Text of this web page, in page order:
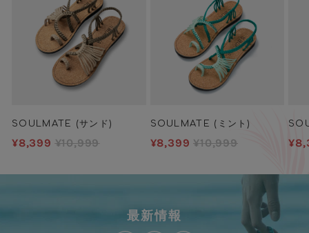
SOULMATE (サンド)
¥8,399 ¥10,999
SOULMATE (ミント)
¥8,399 ¥10,999
最新情報